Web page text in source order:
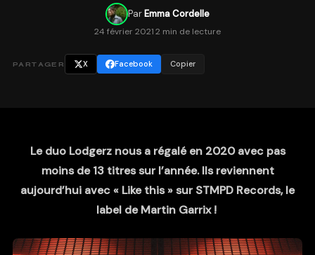
ParEmma Cordelle
24 février 20212 min de lecture
PARTAGER X Facebook Copier
Le duo Lodgerz nous a régalé en 2020 avec pas
moins de 13 titres sur l’année. Ils reviennent
aujourd’hui avec « Like this » sur STMPD Records, le
label de Martin Garrix !